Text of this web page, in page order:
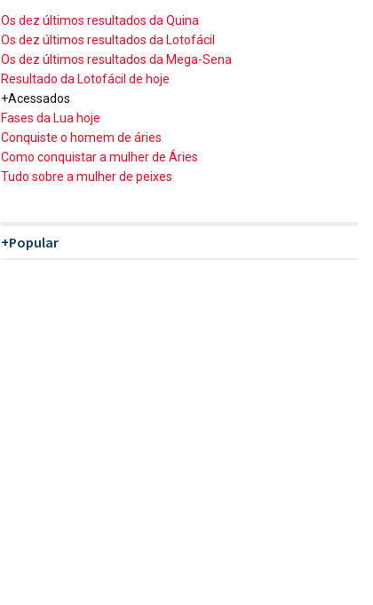
Os dez últimos resultados da Quina
Os dez últimos resultados da Lotofácil
Os dez últimos resultados da Mega-Sena
Resultado da Lotofácil de hoje
+Acessados
Fases da Lua hoje
Conquiste o homem de áries
Como conquistar a mulher de Áries
Tudo sobre a mulher de peixes
+Popular